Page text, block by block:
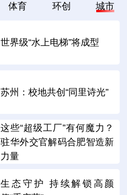
体育 环创 城市
世界级“水上电梯”将成型
苏州：校地共创“同里诗光”
这些“超级工厂”有何魔力？
驻华外交官解码合肥智造新
力量
生态守护 持续解锁高颜